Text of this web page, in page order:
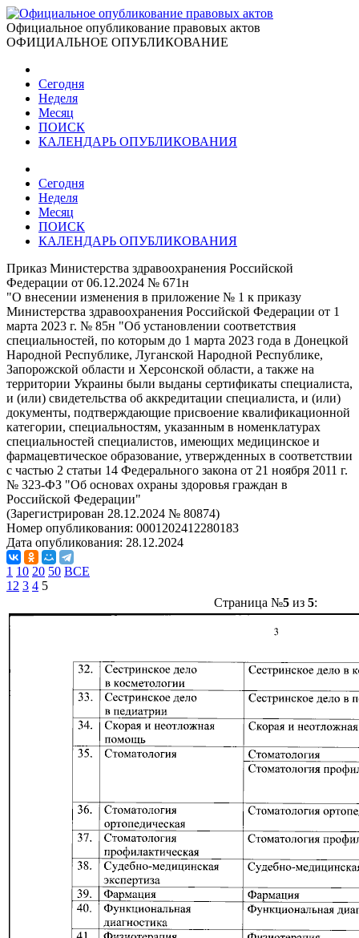
Официальное опубликование правовых актов
ОФИЦИАЛЬНОЕ ОПУБЛИКОВАНИЕ
Сегодня
Неделя
Месяц
ПОИСК
КАЛЕНДАРЬ ОПУБЛИКОВАНИЯ
Сегодня
Неделя
Месяц
ПОИСК
КАЛЕНДАРЬ ОПУБЛИКОВАНИЯ
Приказ Министерства здравоохранения Российской
Федерации от 06.12.2024 № 671н
"О внесении изменения в приложение № 1 к приказу
Министерства здравоохранения Российской Федерации от 1
марта 2023 г. № 85н "Об установлении соответствия
специальностей, по которым до 1 марта 2023 года в Донецкой
Народной Республике, Луганской Народной Республике,
Запорожской области и Херсонской области, а также на
территории Украины были выданы сертификаты специалиста,
и (или) свидетельства об аккредитации специалиста, и (или)
документы, подтверждающие присвоение квалификационной
категории, специальностям, указанным в номенклатурах
специальностей специалистов, имеющих медицинское и
фармацевтическое образование, утвержденных в соответствии
с частью 2 статьи 14 Федерального закона от 21 ноября 2011 г.
№ 323-ФЗ "Об основах охраны здоровья граждан в
Российской Федерации"
(Зарегистрирован 28.12.2024 № 80874)
Номер опубликования: 0001202412280183
Дата опубликования: 28.12.2024
1 10 20 50 ВСЕ
1 2 3 4 5
Страница №5из 5: